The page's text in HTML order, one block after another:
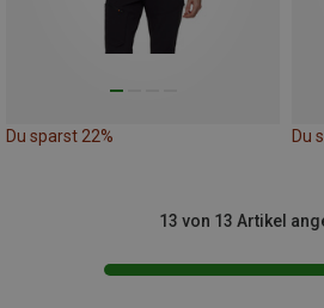
Du sparst 22% Du
13 von 13 Artikel